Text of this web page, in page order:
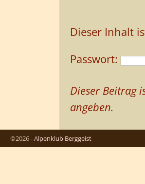
Dieser Inhalt
Passwort:
Dieser Beitrag
angeben.
©2026 -Alpenklub Berggeist